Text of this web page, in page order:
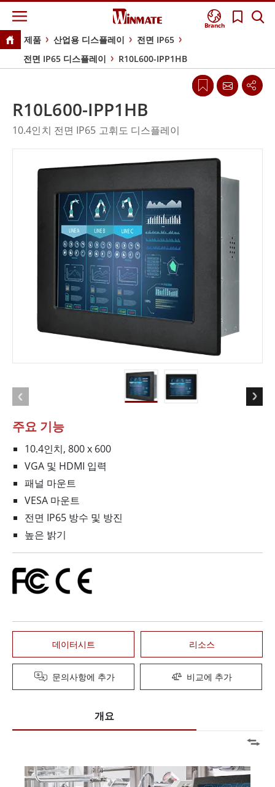
Branch
제품 산업용 디스플레이
전면 IP65
전면 IP65 디스플레이
R10L600-IPP1HB
주요 기능
10.4인치, 800 x 600
VGA 및 HDMI 입력
패널 마운트
VESA 마운트
전면 IP65 방수 및 방진
높은 밝기
데이터시트 리소스
문의사항에 추가 비교에 추가
R10L600-IPP1HB
10.4인치 전면 IP65 고휘도 디스플레이
개요